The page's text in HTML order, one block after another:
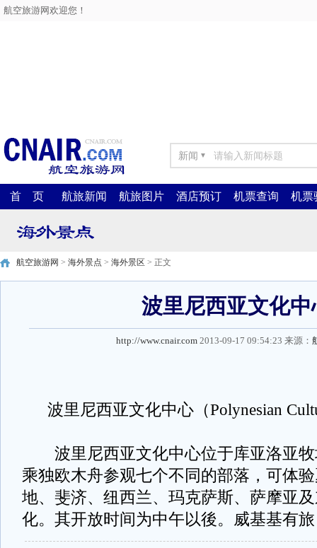
航空旅游网欢迎您！
新闻 ▼
首 页 航旅新闻 航旅图片 酒店预订 机票查询 机票
航空旅游网 > 海外景点 > 海外景区 > 正文
波里尼西亚文化中
http://www.cnair.com 2013-09-17 09:54:23 来源：
波里尼西亚文化中心（Polynesian
波里尼西亚文化中心位于库亚洛亚牧
乘独欧木舟参观七个不同的部落，可体
地、斐济、纽西兰、玛克萨斯、萨摩亚
化。其开放时间为中午以後。威基基有旅